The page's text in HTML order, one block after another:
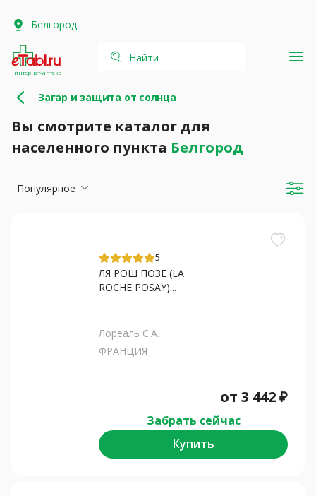
Белгород
интернет-аптека
Найти
Загар и защита от солнца
Вы смотрите каталог для
населенного пункта Белгород
Популярное
5
ЛЯ РОШ ПОЗЕ (LA
ROCHE POSAY)...
Лореаль С.А.
ФРАНЦИЯ
от 3 442₽
Забрать сейчас
Купить